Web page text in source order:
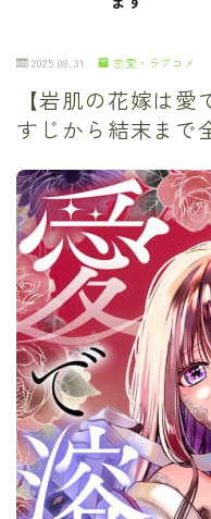
2025.08.31 恋愛・ラブコメ
【岩肌の花嫁は
すじから結末まで